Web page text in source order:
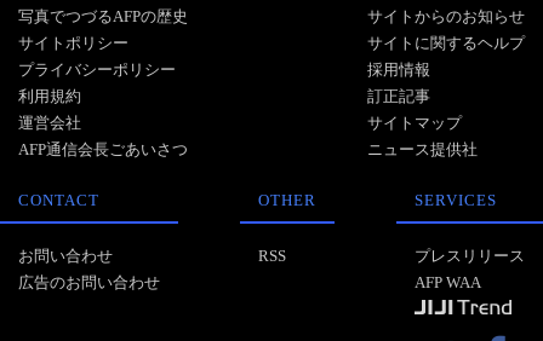
写真でつづるAFPの歴史
サイトポリシー
プライバシーポリシー
利用規約
運営会社
AFP通信会長ごあいさつ
サイトからのお知らせ
サイトに関するヘルプ
採用情報
訂正記事
サイトマップ
ニュース提供社
CONTACT
お問い合わせ
広告のお問い合わせ
OTHER
RSS
SERVICES
プレスリリース
AFP WAA